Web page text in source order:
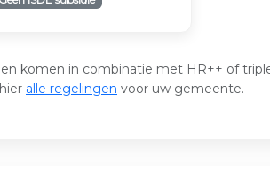
komen in combinatie met HR++ of
alle regelingen voor uw gemeente.